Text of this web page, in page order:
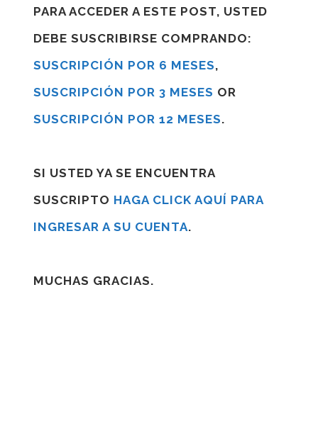
PARA ACCEDER A ESTE POST, USTED
DEBE SUSCRIBIRSE COMPRANDO:
SUSCRIPCIÓN POR 6 MESES,
SUSCRIPCIÓN POR 3 MESES OR
SUSCRIPCIÓN POR 12 MESES.
SI USTED YA SE ENCUENTRA
SUSCRIPTO HAGA CLICK AQUÍ PARA
INGRESAR A SU CUENTA.
MUCHAS GRACIAS.